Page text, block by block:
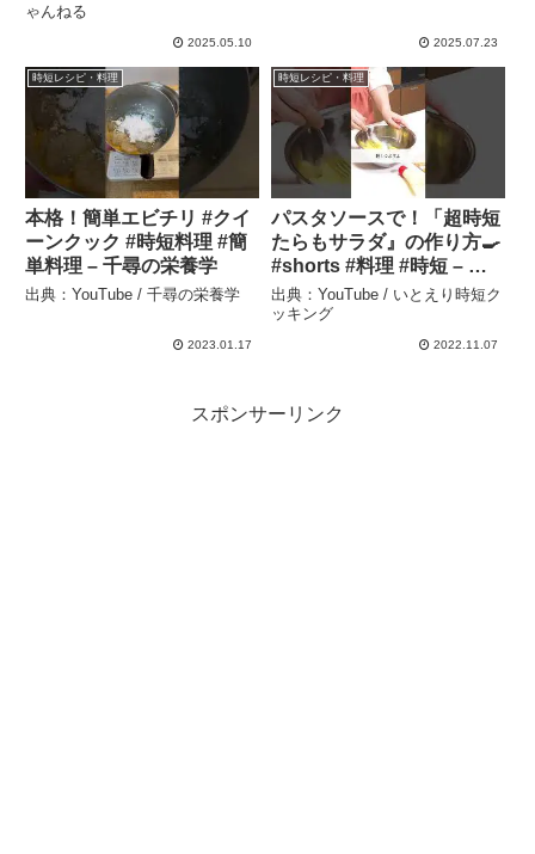
ゃんねる
2025.05.10 2025.07.23
時短レシピ・料理
本格！簡単エビチリ #クイ
ーンクック #時短料理 #簡
単料理 – 千尋の栄養学
出典：YouTube / 千尋の栄養学
2023.01.17
時短レシピ・料理
パスタソースで！「超時短
たらもサラダ』の作り方🍳
#shorts #料理 #時短 – い
とえり時短クッキング
出典：YouTube / いとえり時短ク
ッキング
2022.11.07
スポンサーリンク